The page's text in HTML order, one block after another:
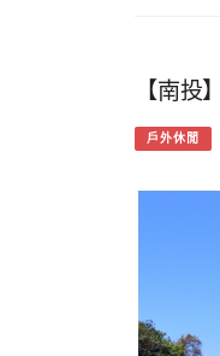
【南投
戶外休閒